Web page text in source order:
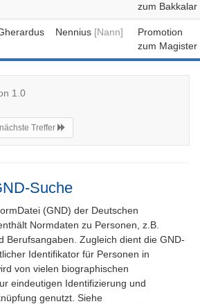
zum Bakkalar
Nennius [Nann]
Promotion
zum Magister
1.0
nächste Treffer
Suche
(GND) der Deutschen
Normdaten zu Personen, z.B.
Berufsangaben. Zugleich dient die GND-
Identifikator für Personen in
von vielen biographischen
eindeutigen Identifizierung und
genutzt. Siehe